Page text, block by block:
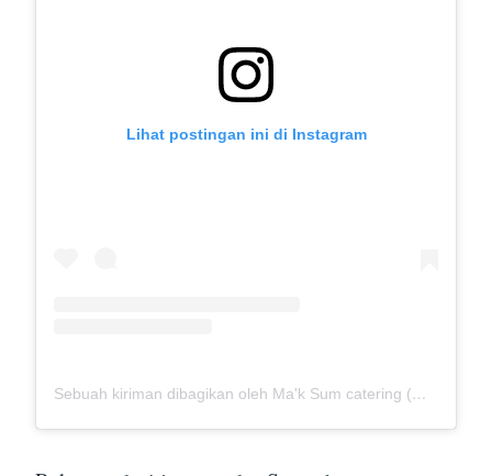
Lihat postingan ini di Instagram
Sebuah kiriman dibagikan oleh Ma'k Sum catering (@mak_sumcatering)